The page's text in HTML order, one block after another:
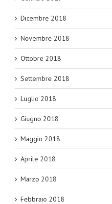
Dicembre 2018
Novembre 2018
Ottobre 2018
Settembre 2018
Luglio 2018
Giugno 2018
Maggio 2018
Aprile 2018
Marzo 2018
Febbraio 2018